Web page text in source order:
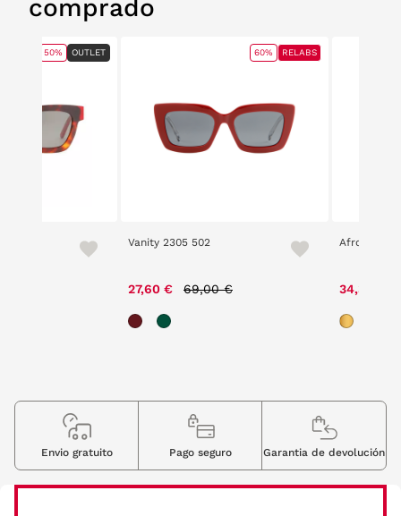
comprado
50% OUTLET
Vanity 2305 502
27,60 € 69,00 €
60% RELABS
Afrodelic
34,30 €
Envio gratuito Pago seguro Garantia de devolución